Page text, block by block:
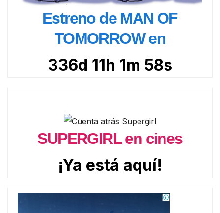
Estreno de MAN OF
TOMORROW en
336d 11h 1m 57s
SUPERGIRL en cines
¡Ya está aquí!